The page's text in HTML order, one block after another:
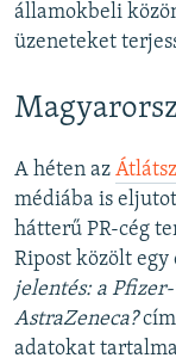
államokbeli
üzeneteket
A héten az
médiába is
hátterű PR-cég
Ripost közölt
jelentés: a
AstraZeneca?
adatokat